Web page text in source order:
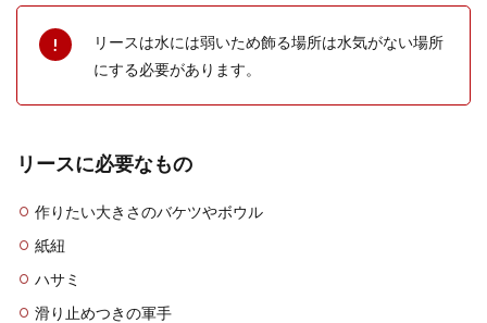
リースは水には弱いため飾る場所は水気がない場所
にする必要があります。
リースに必要なもの
作りたい大きさのバケツやボウル
紙紐
ハサミ
滑り止めつきの軍手